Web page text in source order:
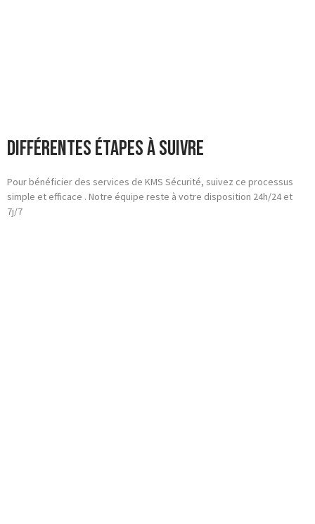
Différentes étapes à suivre
Pour bénéficier des services de KMS Sécurité, suivez ce processus
simple et efficace . Notre équipe reste à votre disposition 24h/24 et
7j/7